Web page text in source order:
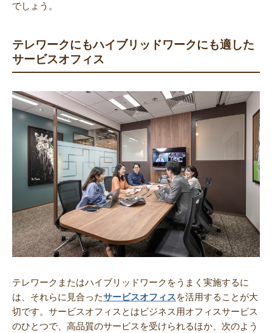
でしょう。
テレワークにもハイブリッドワークにも適した
サービスオフィス
テレワークまたはハイブリッドワークをうまく実施するに
は、それらに見合ったサービスオフィスを活用することが大
切です。サービスオフィスとはビジネス用オフィスサービス
のひとつで、高品質のサービスを受けられるほか、次のよう